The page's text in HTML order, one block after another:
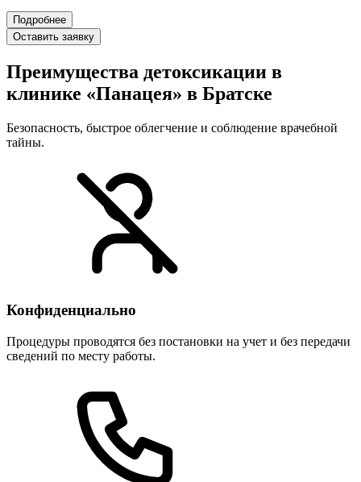
Подробнее
Оставить заявку
Преимущества детоксикации в
клинике «Панацея» в Братске
Безопасность, быстрое облегчение и соблюдение врачебной
тайны.
Конфиденциально
Процедуры проводятся без постановки на учет и без передачи
сведений по месту работы.